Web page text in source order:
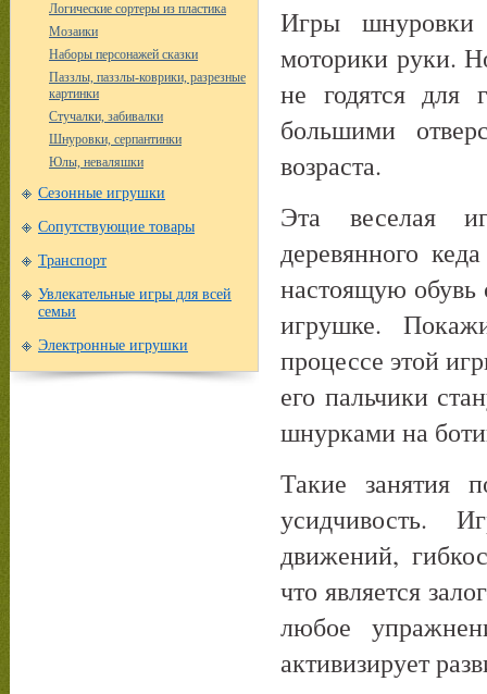
Логические сортеры из пластика
Мозаики
Наборы персонажей сказки
Паззлы, паззлы-коврики, разрезные
картинки
Стучалки, забивалки
Шнуровки, серпантинки
Юлы, неваляшки
Сезонные игрушки
Сопутствующие товары
Транспорт
Увлекательные игры для всей
семьи
Электронные игрушки
Игры шнуровки
моторики руки.
не годятся для
большими
возраста.
Эта веселая
деревянного
настоящую обувь
игрушке.
процессе этой
его пальчики
шнурками на
Такие занятия
усидчивость.
движений,
что является
любое
активизирует